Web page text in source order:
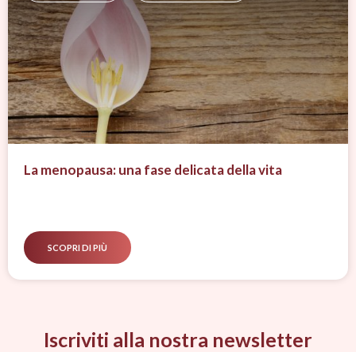
La menopausa: una fase delicata della vita
SCOPRI DI PIÙ
Iscriviti alla nostra newsletter